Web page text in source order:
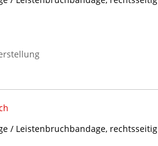
/ Leistenbruchbandage, rechtsseitig